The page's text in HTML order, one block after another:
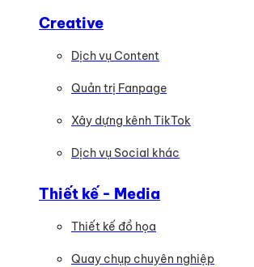
Creative
Dịch vụ Content
Quản trị Fanpage
Xây dựng kênh TikTok
Dịch vụ Social khác
Thiết kế - Media
Thiết kế đồ họa
Quay chụp chuyên nghiệp